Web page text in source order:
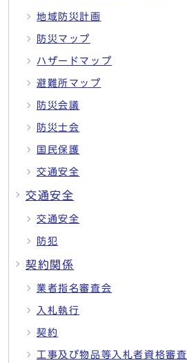
地域防災計画
防災マップ
ハザードマップ
避難所マップ
防災会議
防災士会
国民保護
交通安全
交通安全
交通安全
防犯
契約関係
業者指名審査会
入札執行
契約
工事及び物品等入札者資格審査